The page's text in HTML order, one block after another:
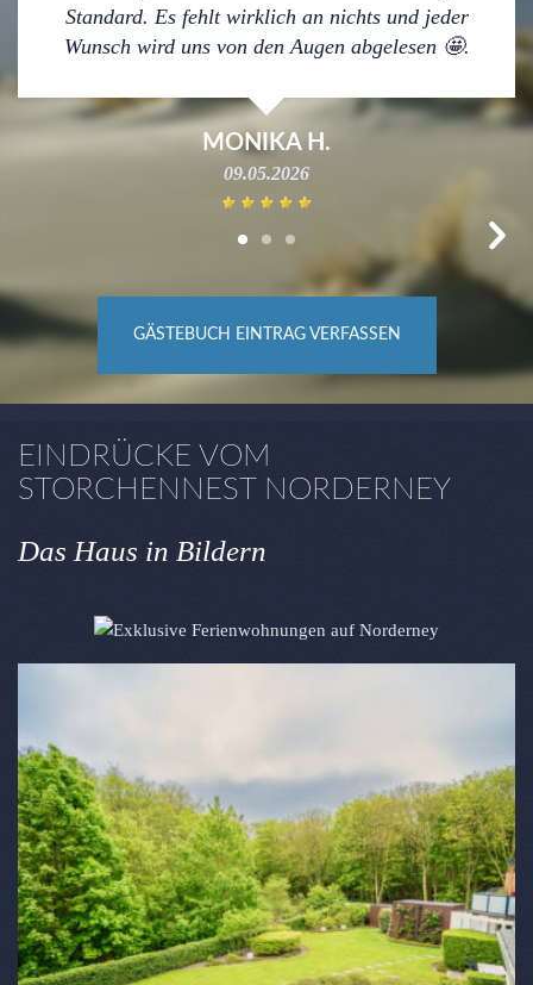
Standard. Es fehlt wirklich an nichts und jeder
Wunsch wird uns von den Augen abgelesen 🤩.
MONIKA H.
09.05.2026
Next
GÄSTEBUCH EINTRAG VERFASSEN
EINDRÜCKE VOM
STORCHENNEST NORDERNEY
Das Haus in Bildern